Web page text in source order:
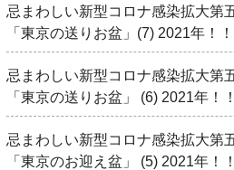
忌まわしい新型コロナ感染拡大第
「東京の送りお盆」(7) 2021年！
忌まわしい新型コロナ感染拡大第
「東京の送りお盆」 (6) 2021年！！
忌まわしい新型コロナ感染拡大第
「東京のお迎え盆」 (5) 2021年！！